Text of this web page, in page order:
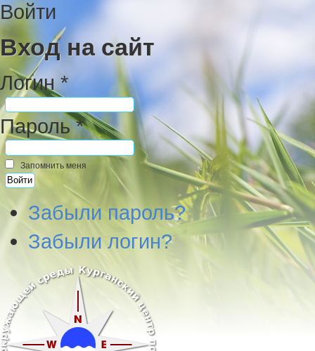
Войти
Вход на сайт
Логин *
Пароль *
Запомнить меня
Забыли пароль?
Забыли логин?